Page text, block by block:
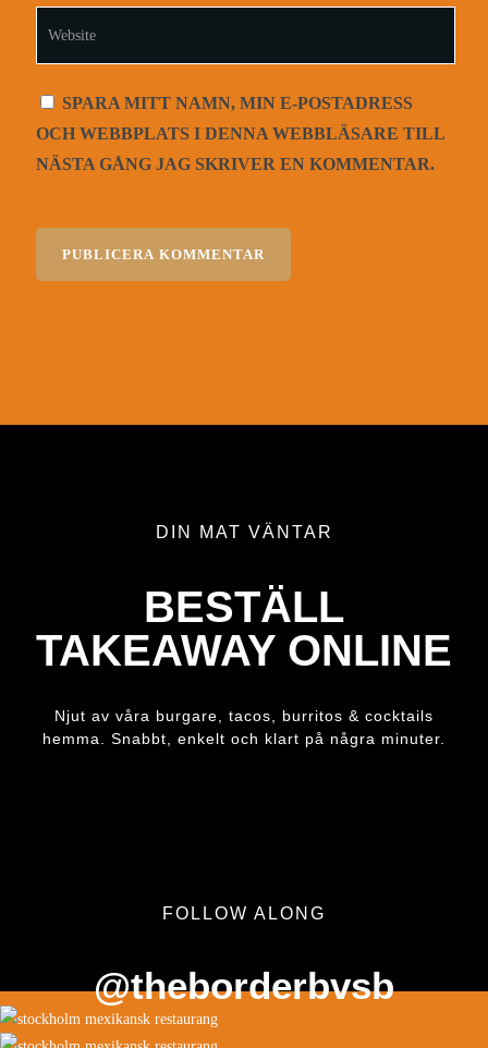
SPARA MITT NAMN, MIN E-POSTADRESS
OCH WEBBPLATS I DENNA WEBBLÄSARE TILL
NÄSTA GÅNG JAG SKRIVER EN KOMMENTAR.
DIN MAT VÄNTAR
BESTÄLL
TAKEAWAY ONLINE
Njut av våra burgare, tacos, burritos & cocktails
hemma. Snabbt, enkelt och klart på några minuter.
FOLLOW ALONG
@theborderbvsb